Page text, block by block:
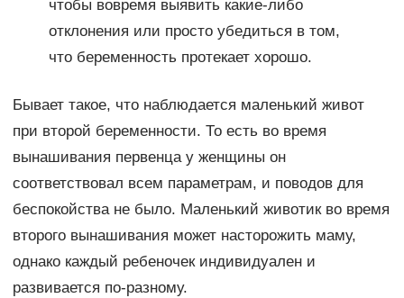
чтобы вовремя выявить какие-либо
отклонения или просто убедиться в том,
что беременность протекает хорошо.
Бывает такое, что наблюдается маленький живот
при второй беременности. То есть во время
вынашивания первенца у женщины он
соответствовал всем параметрам, и поводов для
беспокойства не было. Маленький животик во время
второго вынашивания может насторожить маму,
однако каждый ребеночек индивидуален и
развивается по-разному.